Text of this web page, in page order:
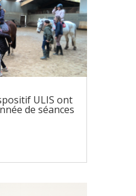
ULIS ont
de séances